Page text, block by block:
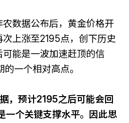
数据公布后，黄金价格开
上涨至2195点，创下历史
能是一波加速赶顶的信
一个相对高点。
，预计2195之后可能会回
一个关键支撑水平。因此思